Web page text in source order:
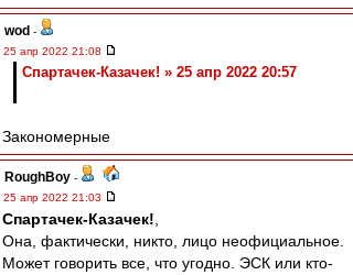
wod -
25 апр 2022 21:08
Спартачек-Казачек! » 25 апр 2022 20:57
Закономерные
RoughBoy -
25 апр 2022 21:03
Спартачек-Казачек!
Она, фактически, никто, лицо неофициальное.
Может говорить все, что угодно. ЭСК или кто-